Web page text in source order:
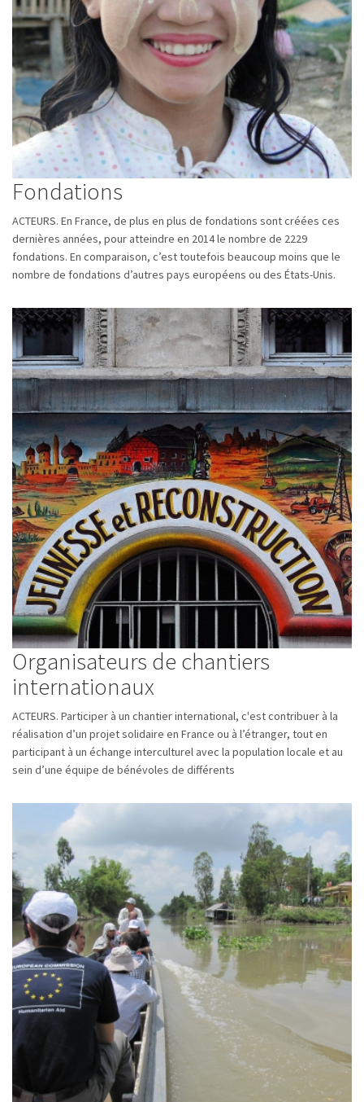
Fondations
ACTEURS. En France, de plus en plus de fondations sont créées ces
dernières années, pour atteindre en 2014 le nombre de 2229
fondations. En comparaison, c’est toutefois beaucoup moins que le
nombre de fondations d’autres pays européens ou des États-Unis.
Organisateurs de chantiers
internationaux
ACTEURS. Participer à un chantier international, c'est contribuer à la
réalisation d’un projet solidaire en France ou à l’étranger, tout en
participant à un échange interculturel avec la population locale et au
sein d’une équipe de bénévoles de différents